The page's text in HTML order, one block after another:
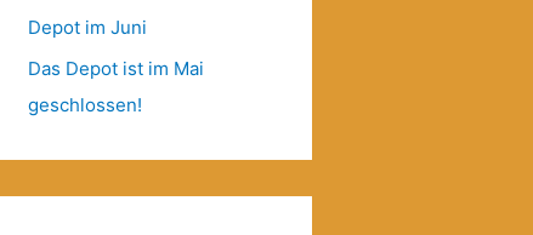
Depot im Juni
Das Depot ist im Mai
geschlossen!